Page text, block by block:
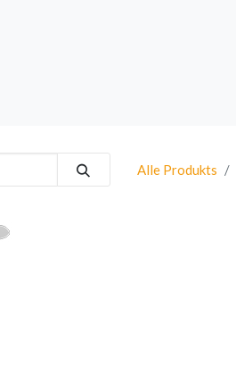
Alle Produkts